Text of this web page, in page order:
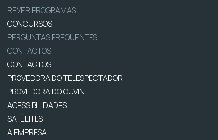
REVER PROGRAMAS
CONCURSOS
PERGUNTAS FREQUENTES
CONTACTOS
CONTACTOS
PROVEDORA DO TELESPECTADOR
PROVEDORA DO OUVINTE
ACESSIBILIDADES
SATÉLITES
A EMPRESA